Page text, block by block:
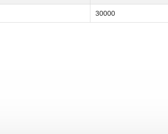
30000